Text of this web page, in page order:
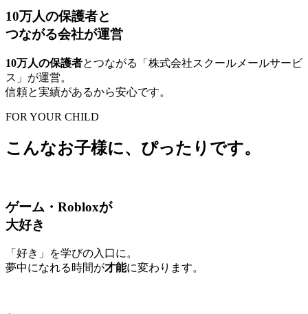
10万人の保護者と
つながる会社が運営
10万人の保護者とつながる「株式会社スクールメールサービ
ス」が運営。
信頼と実績があるから安心です。
FOR YOUR CHILD
こんなお子様に、ぴったりです。
ゲーム・Robloxが
大好き
「好き」を学びの入口に。
夢中になれる時間が才能に変わります。